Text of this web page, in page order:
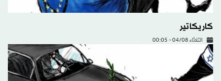
كاريكاتير
الثلاثاء 04/08 - 00:05